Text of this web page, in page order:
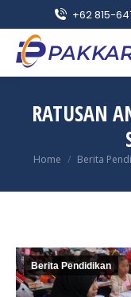
+62 815-
RATUSAN
You are here:
Home Berita
Berita Pendidikan